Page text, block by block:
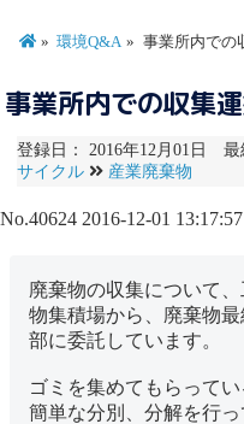
環境Q&A 事業所内での
事業所内での収集
登録日： 2016年12月01日 最
サイクル
産業廃棄物
No.40624 2016-12-01 13:17:57
廃棄物の収集について
物集積場から、廃棄物
部に委託しています。
ゴミを集めてもらって
簡単な分別、分解を行